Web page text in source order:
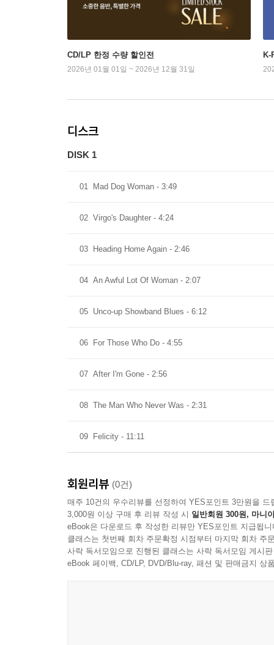
CD/LP 한정 수량 할인전
2026년 01월 01일 ~ 2026년 12월 31일
K-
디스크
DISK 1
01 Mad Dog Woman - 3:49
02 Virgo's Daughter - 4:24
03 Heading Home Again - 2:46
04 An Awful Lot Of Woman - 2:07
05 Unco-up Showband Blues - 6:12
06 For Those Who Do - 4:55
07 After I'm Gone - 2:56
08 The Man Who Never Was - 2:31
09 Felicity - 11:11
회원리뷰 (0건)
매주 10건의 우수리뷰를 선정하여 YES포인트 3만원을 드
3,000원 이상 구매 후 리뷰 작성 시 일반회원 300원, 마니
eBook은 다운로드 후 작성한 리뷰만 YES포인트 지급됩니
클래스는 첫번째 회차 주문확정 시점부터 마지막 회차 주
사락 독서모임으로 진행된 클래스는 사락 독서모임 게시
eBook 페이백, CD/LP, DVD/Blu-ray, 패션 및 판매금지 상